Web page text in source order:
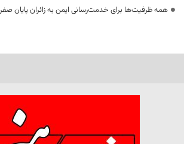
همه ظرفیت‌ها برای خدمت‌رسانی ایمن به زائران پایان